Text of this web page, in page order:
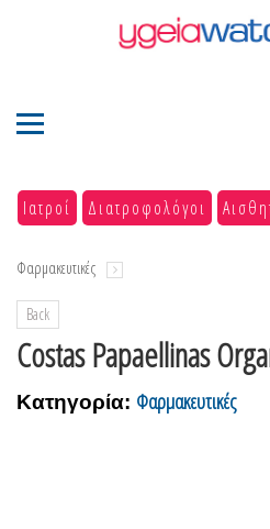
Ιατροί Διατροφολόγοι
Φαρμακευτικές
Back
Costas Papaellinas
Κατηγορία: Φαρμακευτικές